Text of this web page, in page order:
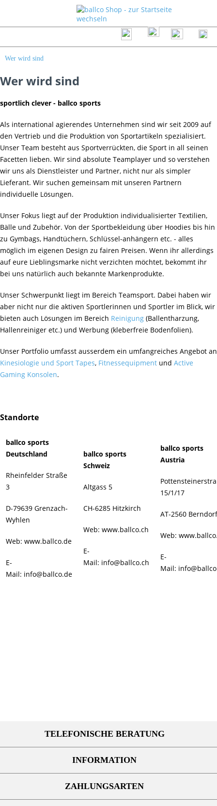
Wer wird sind
Wer wird sind
sportlich clever - ballco sports
Als international agierendes Unternehmen sind wir seit 2009 auf
den Vertrieb und die Produktion von Sportartikeln spezialisiert.
Unser Team besteht aus Sportverrückten, die Sport in all seinen
Facetten lieben. Wir sind absolute Teamplayer und so verstehen
wir uns als Dienstleister und Partner, nicht nur als simpler
Lieferant. Wir suchen gemeinsam mit unseren Partnern
individuelle Lösungen.
Unser Fokus liegt auf der Produktion individualisierter Textilien,
Bälle und Zubehör. Von der Sportbekleidung über Hoodies bis hin
zu Gymbags, Handtüchern, Schlüssel-anhängern etc. - alles
möglich im eigenen Design zu fairen Preisen. Wenn ihr allerdings
auf eure Lieblingsmarke nicht verzichten möchtet, bekommt ihr
bei uns natürlich auch bekannte Markenprodukte.
Unser Schwerpunkt liegt im Bereich Teamsport. Dabei haben wir
aber nicht nur die aktiven Sportlerinnen und Sportler im Blick, wir
bieten auch Lösungen im Bereich Reinigung (Ballentharzung,
Hallenreiniger etc.) und Werbung (kleberfreie Bodenfolien).
Unser Portfolio umfasst ausserdem ein umfangreiches Angebot an
Kinesiologie und Sport Tapes, Fitnessequipment und Active
Gaming Konsolen.
Standorte
ballco sports
Deutschland
Rheinfelder Straße
3
D-79639 Grenzach-
Wyhlen
Web: www.ballco.de
E-
Mail: info@ballco.de
ballco sports
Schweiz
Altgass 5
CH-6285 Hitzkirch
Web: www.ballco.ch
E-
Mail: info@ballco.ch
ballco sports
Austria
15/1/17
AT-2560 Berndorf
Web:
E-
Mail:
TELEFONISCHE BERATUNG
INFORMATION
ZAHLUNGSARTEN